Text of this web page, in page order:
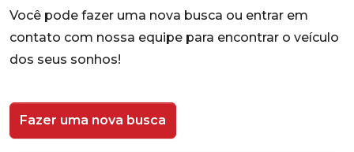
Você pode fazer uma nova busca ou entrar em
contato com nossa equipe para encontrar o veículo
dos seus sonhos!
Fazer uma nova busca